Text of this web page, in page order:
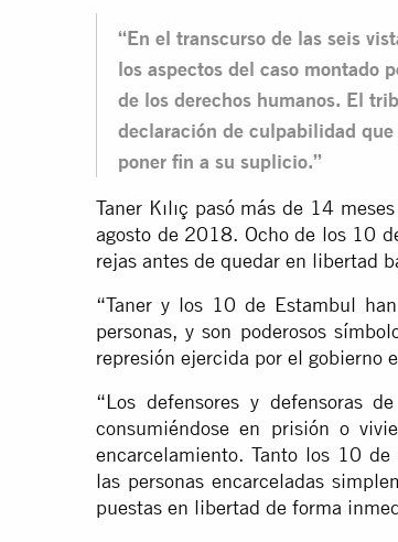
“En el transcurso de las seis
los aspectos del caso montado
de los derechos humanos. El
declaración de culpabilidad que
poner fin a su suplicio.”
Taner Kılıç pasó más de 14
agosto de 2018. Ocho de los 10
rejas antes de quedar en libertad
“Taner y los 10 de Estambul
personas, y son poderosos
represión ejercida por el gobierno
“Los defensores y defensoras
consumiéndose en prisión o
encarcelamiento. Tanto los 10 de
las personas encarceladas
puestas en libertad de forma